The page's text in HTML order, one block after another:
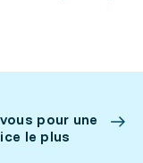
pour une
le plus